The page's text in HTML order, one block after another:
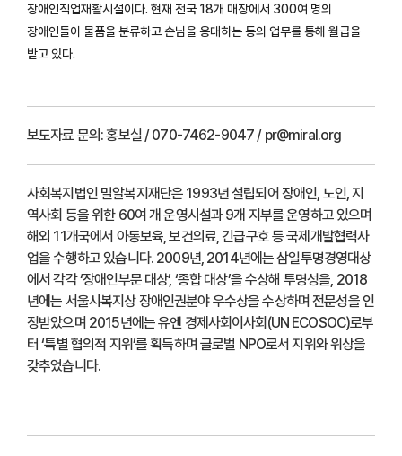
장애인직업재활시설이다. 현재 전국 18개 매장에서 300여 명의
장애인들이 물품을 분류하고 손님을 응대하는 등의 업무를 통해 월급을
받고 있다.
보도자료 문의:홍보실 / 070-7462-9047 / pr@miral.org
사회복지법인 밀알복지재단은 1993년 설립되어 장애인, 노인, 지
역사회 등을 위한 60여 개 운영시설과 9개 지부를 운영하고 있으며
해외 11개국에서 아동보육, 보건의료, 긴급구호 등 국제개발협력사
업을 수행하고 있습니다. 2009년, 2014년에는 삼일투명경영대상
에서 각각 ‘장애인부문 대상’, ‘종합 대상’을 수상해 투명성을, 2018
년에는 서울시복지상 장애인권분야 우수상을 수상하며 전문성을 인
정받았으며 2015년에는 유엔 경제사회이사회(UN ECOSOC)로부
터 ‘특별 협의적 지위’를 획득하며 글로벌 NPO로서 지위와 위상을
갖추었습니다.